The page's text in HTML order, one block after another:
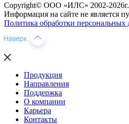
Copyright© ООО «ИЛС» 2002-
Информация на сайте не является
Политика обработки персональных
Продукция
Направления
Поддержка
О компании
Карьера
Контакты